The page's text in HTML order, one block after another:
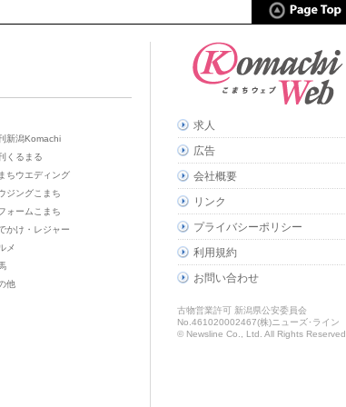
新潟Komachi
くるまる
ちウエディング
ジングこまち
ォームこまち
かけ・レジャー
メ
他
求人
広告
会社概要
リンク
プライバシーポリシー
利用規約
お問い合わせ
古物営業許可 新潟県公安委員会
No.461020002467(株)ニューズ･ライン
© Newsline Co., Ltd. All Rights Reserved.